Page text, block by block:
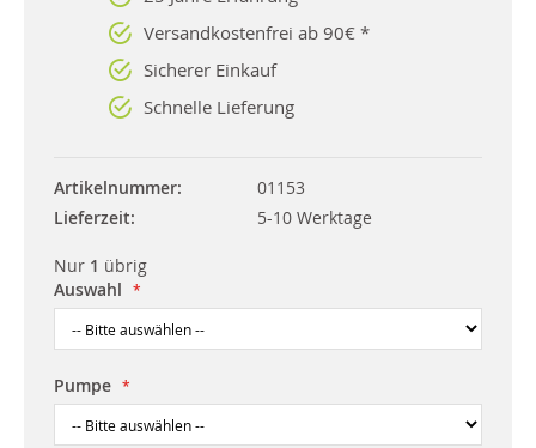
Versandkostenfrei ab 90€ *
Sicherer Einkauf
Schnelle Lieferung
Artikelnummer
01153
Lieferzeit
5-10 Werktage
Nur 1 übrig
Auswahl
Pumpe